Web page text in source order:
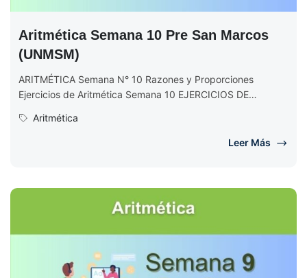
Aritmética Semana 10 Pre San Marcos
(UNMSM)
ARITMÉTICA Semana N° 10 Razones y Proporciones
Ejercicios de Aritmética Semana 10 EJERCICIOS DE
Aritmética
Leer Más